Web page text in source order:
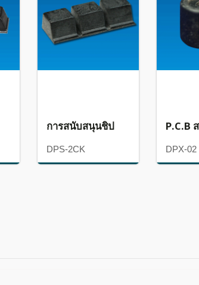
การสนับสนุนชิป
DPS-2CK
P.C.B
DPX-02